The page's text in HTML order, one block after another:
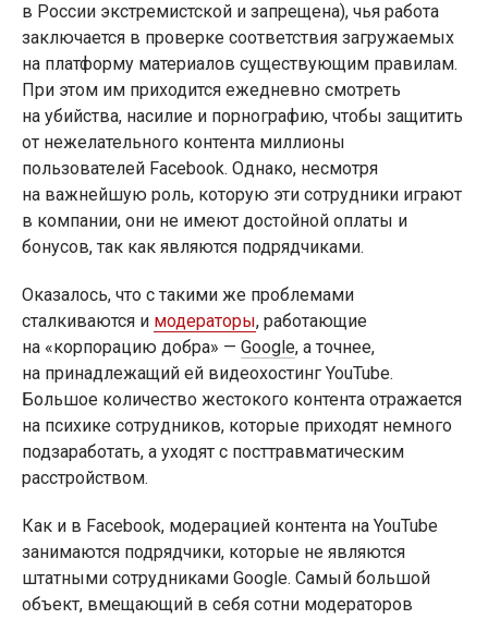
в России экстремистской и запрещена), чья работа
заключается в проверке соответствия загружаемых
на платформу материалов существующим правилам.
При этом им приходится ежедневно смотреть
на убийства, насилие и порнографию, чтобы защитить
от нежелательного контента миллионы
пользователей Facebook. Однако, несмотря
на важнейшую роль, которую эти сотрудники играют
в компании, они не имеют достойной оплаты и
бонусов, так как являются подрядчиками.
Оказалось, что с такими же проблемами
сталкиваются и модераторы, работающие
на «корпорацию добра» — Google, а точнее,
на принадлежащий ей видеохостинг YouTube.
Большое количество жестокого контента отражается
на психике сотрудников, которые приходят немного
подзаработать, а уходят с посттравматическим
расстройством.
Как и в Facebook, модерацией контента на YouTube
занимаются подрядчики, которые не являются
штатными сотрудниками Google. Самый большой
объект, вмещающий в себя сотни модераторов